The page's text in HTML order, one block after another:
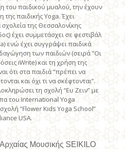
του παιδικού μυαλού, την έχουν
παιδικής Yoga. Έχει
της Θεσσαλονίκης
έχει συμμετάσχει σε φεστιβάλ
ενώ έχει συγγράψει παιδικά
των παιδιών (σειρά “Οι
iWrite) και τη χρήση της
ότι στα παιδιά “πρέπει να
και όχι τι να σκέφτονται”.
τη σχολή “Ευ Ζειν” με
του International Yoga
“Flower Kids Yoga School”
USA.
Μουσικής SEIKILO